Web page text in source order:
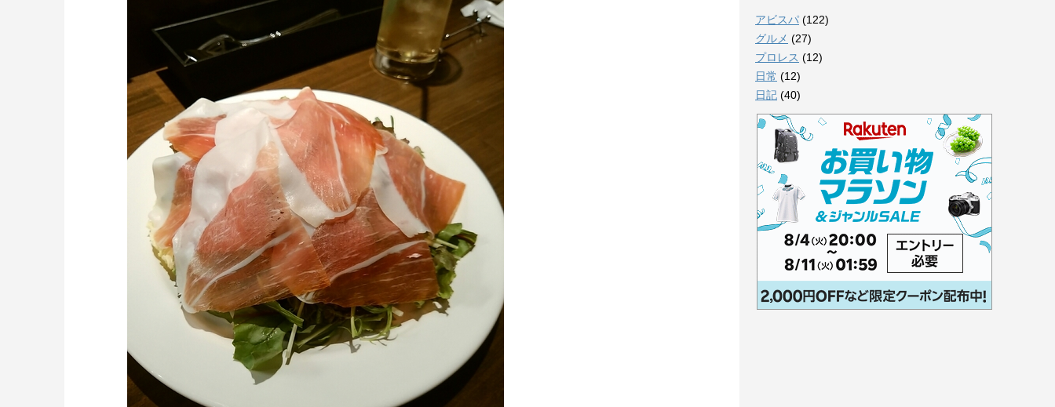
アビスパ (122)
グルメ (27)
プロレス (12)
日常 (12)
日記 (40)